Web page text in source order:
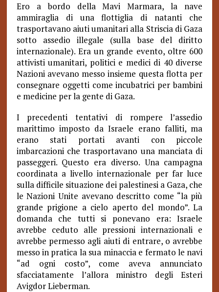
Ero a bordo della Mavi Marmara, la nave
ammiraglia di una flottiglia di natanti che
trasportavano aiuti umanitari alla Striscia di Gaza
sotto assedio illegale (sulla base del diritto
internazionale). Era un grande evento, oltre 600
attivisti umanitari, politici e medici di 40 diverse
Nazioni avevano messo insieme questa flotta per
consegnare oggetti come incubatrici per bambini
e medicine per la gente di Gaza.
I precedenti tentativi di rompere l’assedio
marittimo imposto da Israele erano falliti, ma
erano stati portati avanti con piccole
imbarcazioni che trasportavano una manciata di
passeggeri. Questo era diverso. Una campagna
coordinata a livello internazionale per far luce
sulla difficile situazione dei palestinesi a Gaza, che
le Nazioni Unite avevano descritto come “la più
grande prigione a cielo aperto del mondo”. La
domanda che tutti si ponevano era: Israele
avrebbe ceduto alle pressioni internazionali e
avrebbe permesso agli aiuti di entrare, o avrebbe
messo in pratica la sua minaccia e fermato le navi
“ad ogni costo”, come aveva annunciato
sfacciatamente l’allora ministro degli Esteri
Avigdor Lieberman.